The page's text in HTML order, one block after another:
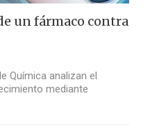
un fármaco contra
Química analizan el
mediante